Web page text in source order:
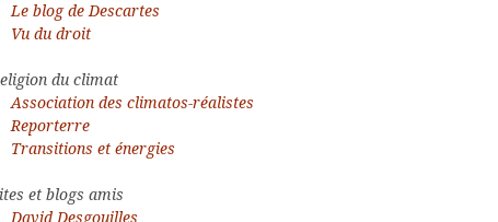
Le blog de Descartes
Vu du droit
du climat
Association des climatos-réalistes
Reporterre
Transitions et énergies
et blogs amis
David Desgouilles